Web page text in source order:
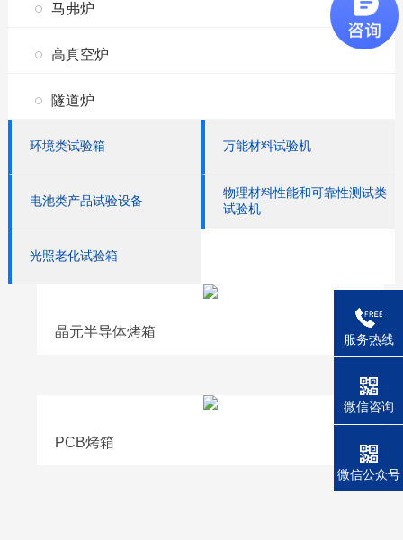
马弗炉
高真空炉
隧道炉
环境类试验箱 万能材料试验机
电池类产品试验设备
物理材料性能和可靠性测试类
试验机
光照老化试验箱
晶元半导体烤箱
PCB烤箱
服务热线
微信咨询
微信公众号